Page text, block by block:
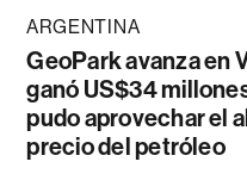
ARGENTINA
GeoPark avanza en
ganó US$34
pudo aprovechar el
precio del petróleo